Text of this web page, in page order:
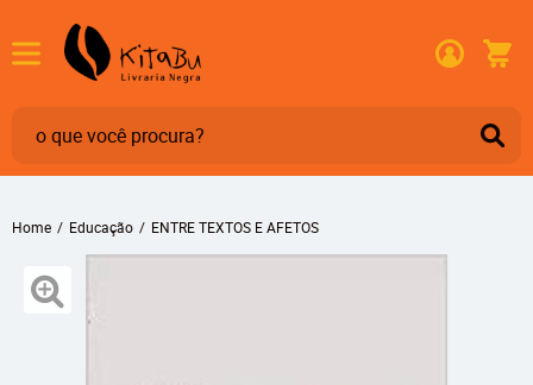
Home Educação ENTRE TEXTOS E AFETOS